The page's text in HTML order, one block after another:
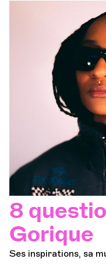
8
Gorique
Ses inspirations, sa